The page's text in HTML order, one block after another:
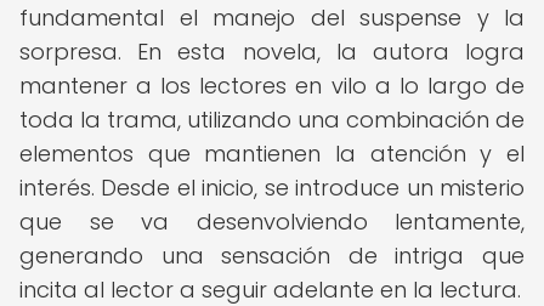
fundamental el manejo del suspense y la
sorpresa. En esta novela, la autora logra
mantener a los lectores en vilo a lo largo de
toda la trama, utilizando una combinación de
elementos que mantienen la atención y el
interés. Desde el inicio, se introduce un misterio
que se va desenvolviendo lentamente,
generando una sensación de intriga que
incita al lector a seguir adelante en la lectura.